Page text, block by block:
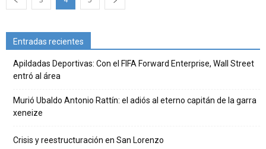
Entradas recientes
Apildadas Deportivas: Con el FIFA Forward Enterprise, Wall Street
entró al área
Murió Ubaldo Antonio Rattín: el adiós al eterno capitán de la garra
xeneize
Crisis y reestructuración en San Lorenzo